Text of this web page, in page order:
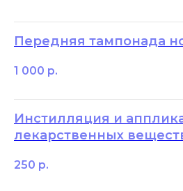
Передняя тампонада
1 000 р.
Инстилляция и
лекарственных
250 р.